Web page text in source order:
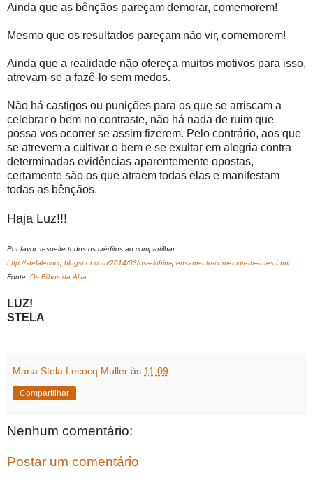
Ainda que as bênçãos pareçam demorar, comemorem!
Mesmo que os resultados pareçam não vir, comemorem!
Ainda que a realidade não ofereça muitos motivos para isso,
atrevam-se a fazê-lo sem medos.
Não há castigos ou punições para os que se arriscam a
celebrar o bem no contraste, não há nada de ruim que
possa vos ocorrer se assim fizerem. Pelo contrário, aos que
se atrevem a cultivar o bem e se exultar em alegria contra
determinadas evidências aparentemente opostas,
certamente são os que atraem todas elas e manifestam
todas as bênçãos.
Haja Luz!!!
Por favor, respeite todos os créditos ao compartilhar
http://stelalecocq.blogspot.com/2014/03/os-elohim-pensamento-comemorem-antes.html
Fonte: Os Filhos da Alva
LUZ!
STELA
Maria Stela Lecocq Muller às 11:09
Compartilhar
Nenhum comentário:
Postar um comentário